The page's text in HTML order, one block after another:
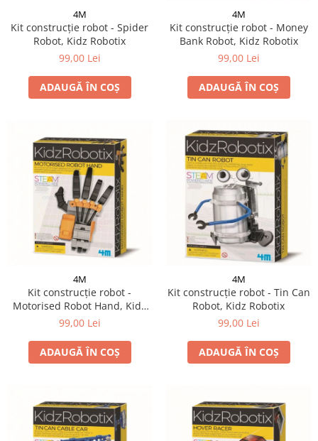
4M
Kit construcție robot - Spider
Robot, Kidz Robotix
99,00 Lei
ADAUGĂ ÎN COȘ
4M
Kit construcție robot - Money
Bank Robot, Kidz Robotix
99,00 Lei
ADAUGĂ ÎN COȘ
4M
Kit construcție robot -
Motorised Robot Hand, Kidz
Robotix
99,00 Lei
ADAUGĂ ÎN COȘ
4M
Kit construcție robot - Tin Can
Robot, Kidz Robotix
99,00 Lei
ADAUGĂ ÎN COȘ